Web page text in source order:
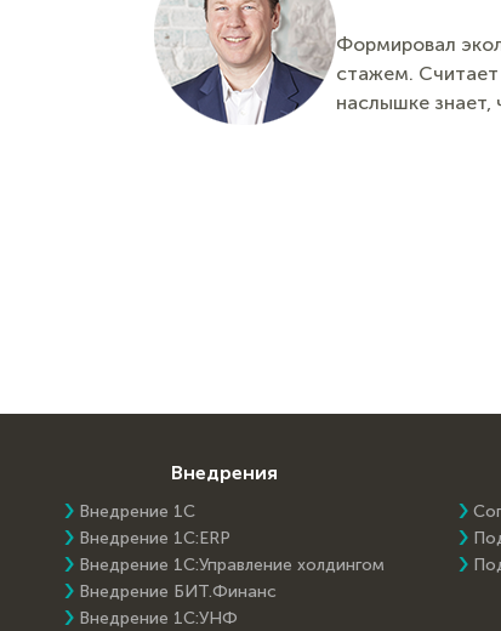
Формировал
стажем. Считает
наслышке знает,
Внедрения
Внедрение 1С
Внедрение 1C:ERP
Внедрение 1С:Управление холдингом
Внедрение БИТ.Финанс
Внедрение 1С:УНФ